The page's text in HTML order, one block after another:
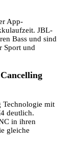
App-
JBL-
Bass und sind
Sport und
Technologie mit
deutlich.
in ihren
gleiche